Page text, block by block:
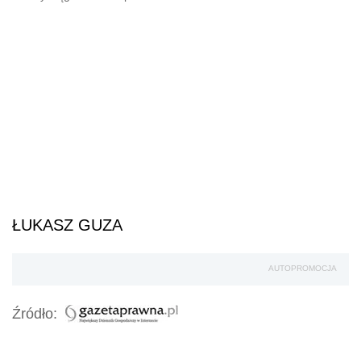
ŁUKASZ GUZA
AUTOPROMOCJA
Źródło: